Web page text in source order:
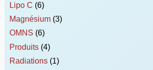
Lipo C (6)
Magnésium(3)
OMNS (6)
Produits(4)
Radiations(1)